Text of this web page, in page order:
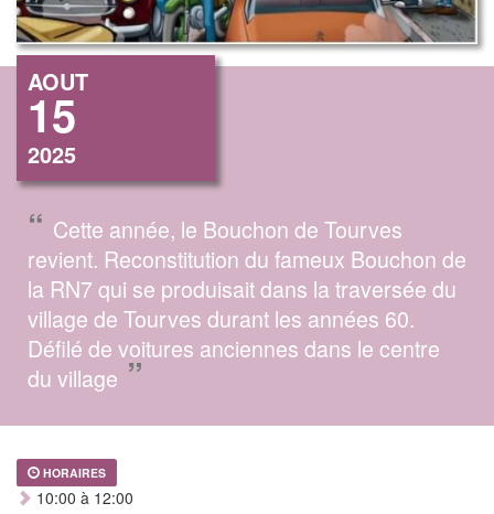
AOUT
15
2025
“ Cette année, le Bouchon de Tourves
revient. Reconstitution du fameux Bouchon de
la RN7 qui se produisait dans la traversée du
village de Tourves durant les années 60.
Défilé de voitures anciennes dans le centre
du village ”
HORAIRES
10:00 à 12:00